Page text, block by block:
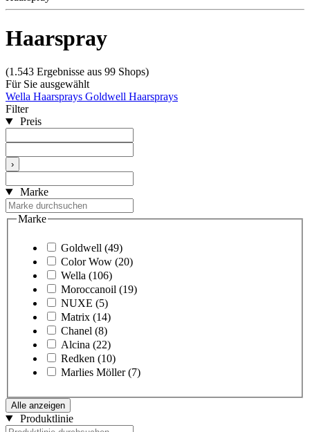
Haarspray
(1.543 Ergebnisse aus 99 Shops)
Für Sie ausgewählt
Wella Haarsprays Goldwell Haarsprays
Filter
Preis
›
Marke
Marke
Goldwell (49)
Color Wow (20)
Wella (106)
Moroccanoil (19)
NUXE (5)
Matrix (14)
Chanel (8)
Alcina (22)
Redken (10)
Marlies Möller (7)
Alle anzeigen
Produktlinie